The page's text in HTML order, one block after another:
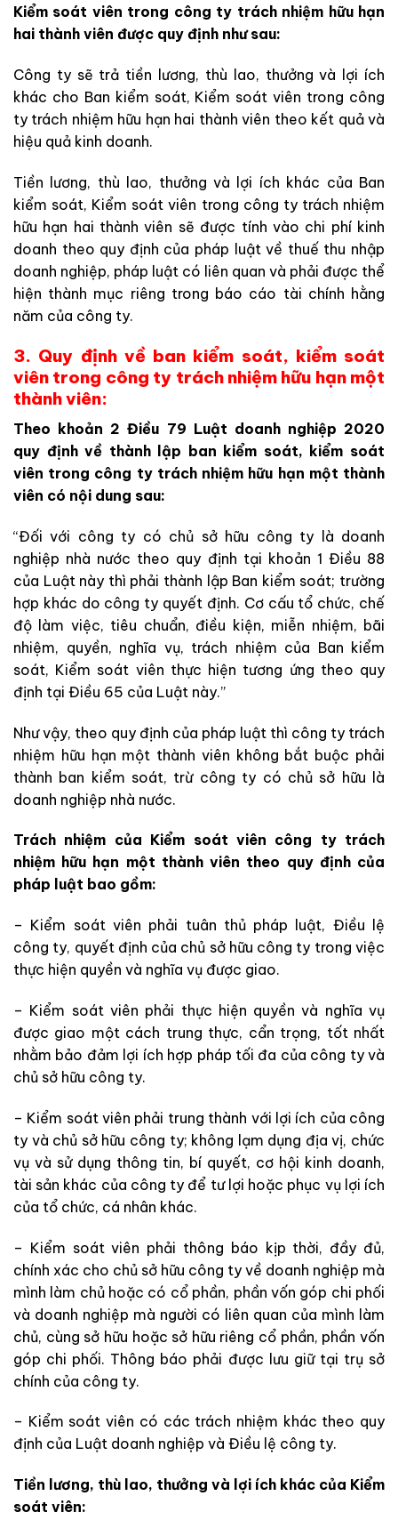
Kiểm soát viên trong công ty trách nhiệm hữu hạn
hai thành viên được quy định như sau:
Công ty sẽ trả tiền lương, thù lao, thưởng và lợi ích
khác cho Ban kiểm soát, Kiểm soát viên trong công
ty trách nhiệm hữu hạn hai thành viên theo kết quả và
hiệu quả kinh doanh.
Tiền lương, thù lao, thưởng và lợi ích khác của Ban
kiểm soát, Kiểm soát viên trong công ty trách nhiệm
hữu hạn hai thành viên sẽ được tính vào chi phí kinh
doanh theo quy định của pháp luật về thuế thu nhập
doanh nghiệp, pháp luật có liên quan và phải được thể
hiện thành mục riêng trong báo cáo tài chính hằng
năm của công ty.
3. Quy định về ban kiểm soát, kiểm soát
viên trong công ty trách nhiệm hữu hạn một
thành viên:
Theo khoản 2 Điều 79 Luật doanh nghiệp 2020
quy định về thành lập ban kiểm soát, kiểm soát
viên trong công ty trách nhiệm hữu hạn một thành
viên có nội dung sau:
“Đối với công ty có chủ sở hữu công ty là doanh
nghiệp nhà nước theo quy định tại khoản 1 Điều 88
của Luật này thì phải thành lập Ban kiểm soát; trường
hợp khác do công ty quyết định. Cơ cấu tổ chức, chế
độ làm việc, tiêu chuẩn, điều kiện, miễn nhiệm, bãi
nhiệm, quyền, nghĩa vụ, trách nhiệm của Ban kiểm
soát, Kiểm soát viên thực hiện tương ứng theo quy
định tại Điều 65 của Luật này.”
Như vậy, theo quy định của pháp luật thì công ty trách
nhiệm hữu hạn một thành viên không bắt buộc phải
thành ban kiểm soát, trừ công ty có chủ sở hữu là
doanh nghiệp nhà nước.
Trách nhiệm của Kiểm soát viên công ty trách
nhiệm hữu hạn một thành viên theo quy định của
pháp luật bao gồm:
– Kiểm soát viên phải tuân thủ pháp luật, Điều lệ
công ty, quyết định của chủ sở hữu công ty trong việc
thực hiện quyền và nghĩa vụ được giao.
– Kiểm soát viên phải thực hiện quyền và nghĩa vụ
được giao một cách trung thực, cẩn trọng, tốt nhất
nhằm bảo đảm lợi ích hợp pháp tối đa của công ty và
chủ sở hữu công ty.
– Kiểm soát viên phải trung thành với lợi ích của công
ty và chủ sở hữu công ty; không lạm dụng địa vị, chức
vụ và sử dụng thông tin, bí quyết, cơ hội kinh doanh,
tài sản khác của công ty để tư lợi hoặc phục vụ lợi ích
của tổ chức, cá nhân khác.
– Kiểm soát viên phải thông báo kịp thời, đầy đủ,
chính xác cho chủ sở hữu công ty về doanh nghiệp mà
mình làm chủ hoặc có cổ phần, phần vốn góp chi phối
và doanh nghiệp mà người có liên quan của mình làm
chủ, cùng sở hữu hoặc sở hữu riêng cổ phần, phần vốn
góp chi phối. Thông báo phải được lưu giữ tại trụ sở
chính của công ty.
– Kiểm soát viên có các trách nhiệm khác theo quy
định của Luật doanh nghiệp và Điều lệ công ty.
Tiền lương, thù lao, thưởng và lợi ích khác của Kiểm
soát viên: